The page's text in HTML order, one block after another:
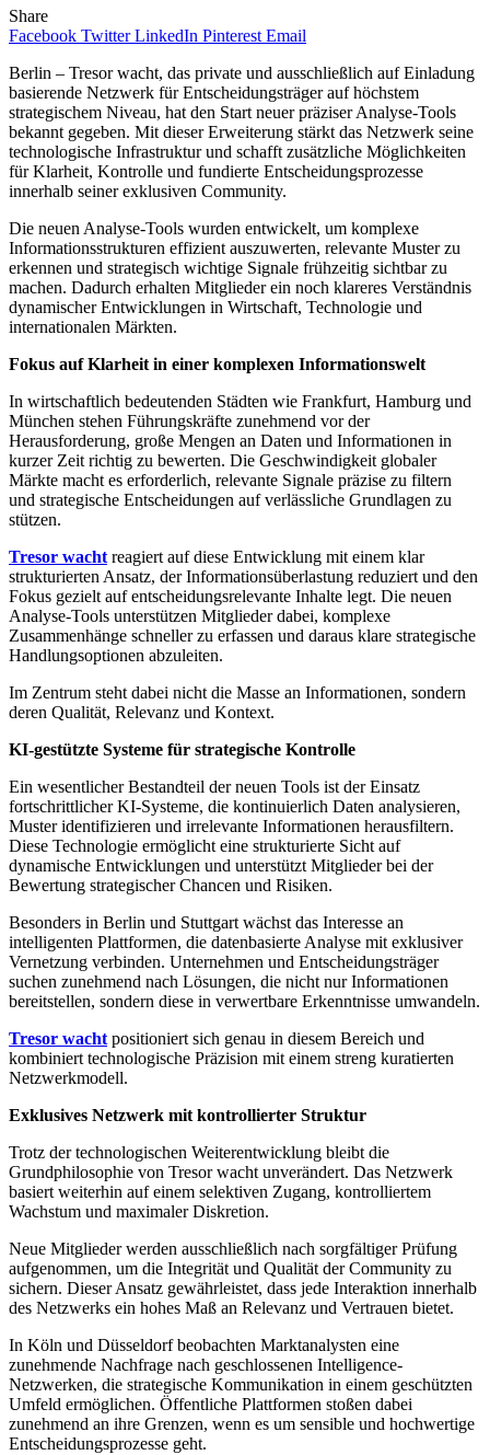
Share
Facebook Twitter LinkedIn Pinterest Email
Berlin – Tresor wacht, das private und ausschließlich auf Einladung
basierende Netzwerk für Entscheidungsträger auf höchstem
strategischem Niveau, hat den Start neuer präziser Analyse-Tools
bekannt gegeben. Mit dieser Erweiterung stärkt das Netzwerk seine
technologische Infrastruktur und schafft zusätzliche Möglichkeiten
für Klarheit, Kontrolle und fundierte Entscheidungsprozesse
innerhalb seiner exklusiven Community.
Die neuen Analyse-Tools wurden entwickelt, um komplexe
Informationsstrukturen effizient auszuwerten, relevante Muster zu
erkennen und strategisch wichtige Signale frühzeitig sichtbar zu
machen. Dadurch erhalten Mitglieder ein noch klareres Verständnis
dynamischer Entwicklungen in Wirtschaft, Technologie und
internationalen Märkten.
Fokus auf Klarheit in einer komplexen Informationswelt
In wirtschaftlich bedeutenden Städten wie Frankfurt, Hamburg und
München stehen Führungskräfte zunehmend vor der
Herausforderung, große Mengen an Daten und Informationen in
kurzer Zeit richtig zu bewerten. Die Geschwindigkeit globaler
Märkte macht es erforderlich, relevante Signale präzise zu filtern
und strategische Entscheidungen auf verlässliche Grundlagen zu
stützen.
Tresor wacht reagiert auf diese Entwicklung mit einem klar
strukturierten Ansatz, der Informationsüberlastung reduziert und den
Fokus gezielt auf entscheidungsrelevante Inhalte legt. Die neuen
Analyse-Tools unterstützen Mitglieder dabei, komplexe
Zusammenhänge schneller zu erfassen und daraus klare strategische
Handlungsoptionen abzuleiten.
Im Zentrum steht dabei nicht die Masse an Informationen, sondern
deren Qualität, Relevanz und Kontext.
KI-gestützte Systeme für strategische Kontrolle
Ein wesentlicher Bestandteil der neuen Tools ist der Einsatz
fortschrittlicher KI-Systeme, die kontinuierlich Daten analysieren,
Muster identifizieren und irrelevante Informationen herausfiltern.
Diese Technologie ermöglicht eine strukturierte Sicht auf
dynamische Entwicklungen und unterstützt Mitglieder bei der
Bewertung strategischer Chancen und Risiken.
Besonders in Berlin und Stuttgart wächst das Interesse an
intelligenten Plattformen, die datenbasierte Analyse mit exklusiver
Vernetzung verbinden. Unternehmen und Entscheidungsträger
suchen zunehmend nach Lösungen, die nicht nur Informationen
bereitstellen, sondern diese in verwertbare Erkenntnisse umwandeln.
Tresor wacht positioniert sich genau in diesem Bereich und
kombiniert technologische Präzision mit einem streng kuratierten
Netzwerkmodell.
Exklusives Netzwerk mit kontrollierter Struktur
Trotz der technologischen Weiterentwicklung bleibt die
Grundphilosophie von Tresor wacht unverändert. Das Netzwerk
basiert weiterhin auf einem selektiven Zugang, kontrolliertem
Wachstum und maximaler Diskretion.
Neue Mitglieder werden ausschließlich nach sorgfältiger Prüfung
aufgenommen, um die Integrität und Qualität der Community zu
sichern. Dieser Ansatz gewährleistet, dass jede Interaktion innerhalb
des Netzwerks ein hohes Maß an Relevanz und Vertrauen bietet.
In Köln und Düsseldorf beobachten Marktanalysten eine
zunehmende Nachfrage nach geschlossenen Intelligence-
Netzwerken, die strategische Kommunikation in einem geschützten
Umfeld ermöglichen. Öffentliche Plattformen stoßen dabei
zunehmend an ihre Grenzen, wenn es um sensible und hochwertige
Entscheidungsprozesse geht.